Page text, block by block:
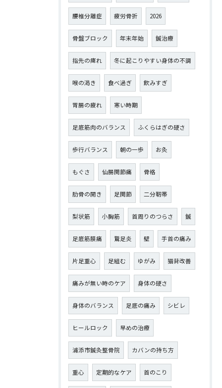
腰椎分離症 疲労骨折 2026
骨盤ブロック 年末年始 鍼治療
指先の痺れ 冬に起こりやすい身体の不調
喉の渇き 食べ過ぎ 飲みすぎ
胃腸の疲れ 寒い時期
足底筋肉のバランス ふくらはぎの硬さ
歩行バランス 朝の一歩 お灸
もぐさ 仙腸関節痛 骨格
肋骨の開き 足関節 二分靭帯
梨状筋 小胸筋 首周りのつらさ 鍼
足底筋膜痛 鵞足炎 壁 手首の痛み
片足重心 足組む ゆがみ 猫背改善
痛みが無い時のケア 身体の硬さ
身体のバランス 足底の痛み シビレ
ヒールロック 早めの治療
浦添市鍼灸整骨院 カバンの持ち方
重心 定期的なケア 首のこり